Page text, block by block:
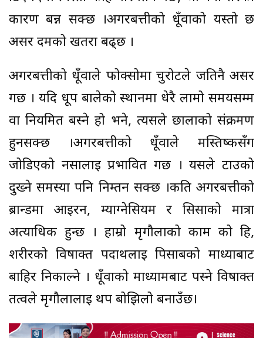
कारण बन्न सक्छ ।अगरबत्तीको धूँवाको यस्तो छ
असर दमको खतरा बढ्छ ।
अगरबत्तीको धूँवाले फोक्सोमा चुरोटले जतिनै असर
गर्छ । यदि धूप बालेको स्थानमा धेरै लामो समयसम्म
वा नियमित बस्ने हो भने, त्यसले छालाको संक्रमण
हुनसक्छ ।अगरबत्तीको धूँवाले मस्तिष्कसँग
जोडिएको नसालाई प्रभावित गर्छ । यसले टाउको
दुख्ने समस्या पनि निम्तन सक्छ ।कति अगरबत्तीको
ब्रान्डमा आइरन, म्याग्नेसियम र सिसाको मात्रा
अत्याधिक हुन्छ । हाम्रो मृगौलाको काम को हि,
शरीरको विषाक्त पदार्थलाई पिसाबको माध्याबाट
बाहिर निकाल्ने । धूँवाको माध्यामबाट पस्ने विषाक्त
तत्वले मृगौलालाई थप बोझिलो बनाउँछ।